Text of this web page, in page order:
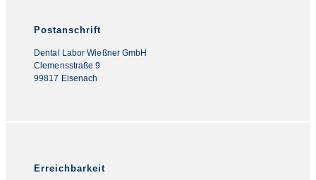
Postanschrift
Dental Labor Wießner GmbH
Clemensstraße 9
99817 Eisenach
Erreichbarkeit